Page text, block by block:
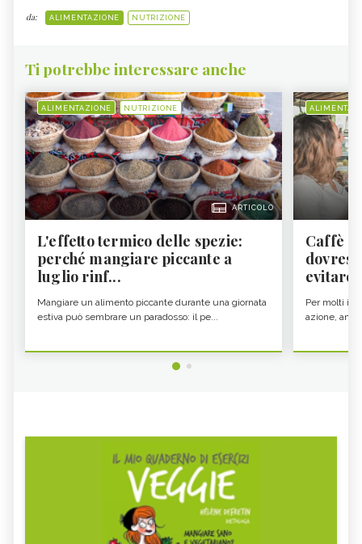
da: ALIMENTAZIONE NUTRIZIONE
Ti potrebbe interessare anche
ALIMENTAZIONE NUTRIZIONE
ARTICOLO
L'effetto termico delle spezie:
perché mangiare piccante a
luglio rinf...
Mangiare un alimento piccante durante una giornata
estiva può sembrare un paradosso: il pe...
Caffè
evitare
Per molti il
azione,